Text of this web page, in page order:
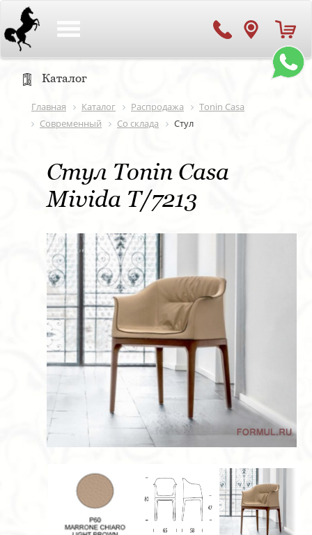
Каталог
Главная Каталог Распродажа
Tonin Casa
Современный
Со склада Стул
Стул Tonin Casa
Mivida T/7213